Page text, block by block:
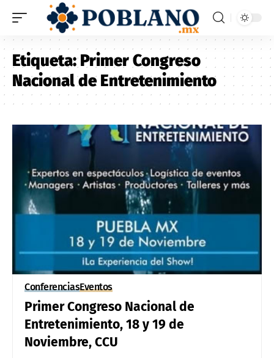
Etiqueta:Primer Congreso
Nacional de Entretenimiento
ConferenciasEventos
Primer Congreso Nacional de
Entretenimiento, 18 y 19 de
Noviembre, CCU